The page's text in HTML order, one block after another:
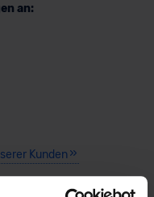
an:
Kunden